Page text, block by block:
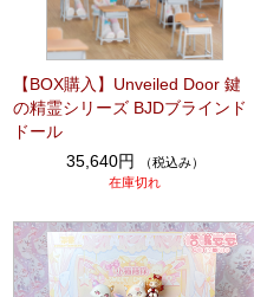
【BOX購入】Unveiled Door 鍵
の精霊シリーズ BJDブラインド
ドール
35,640円
（税込み）
在庫切れ